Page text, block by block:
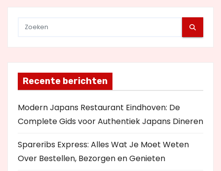
Recente berichten
Modern Japans Restaurant Eindhoven: De
Complete Gids voor Authentiek Japans Dineren
Spareribs Express: Alles Wat Je Moet Weten
Over Bestellen, Bezorgen en Genieten